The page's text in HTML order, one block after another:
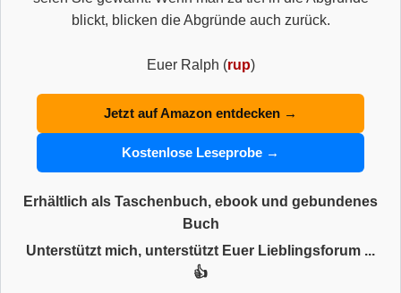
blickt, blicken die Abgründe auch zurück.
Euer Ralph (rup)
Jetzt auf Amazon entdecken →
Kostenlose Leseprobe →
Erhältlich als Taschenbuch, ebook und gebundenes
Buch
Unterstützt mich, unterstützt Euer Lieblingsforum ...
👍